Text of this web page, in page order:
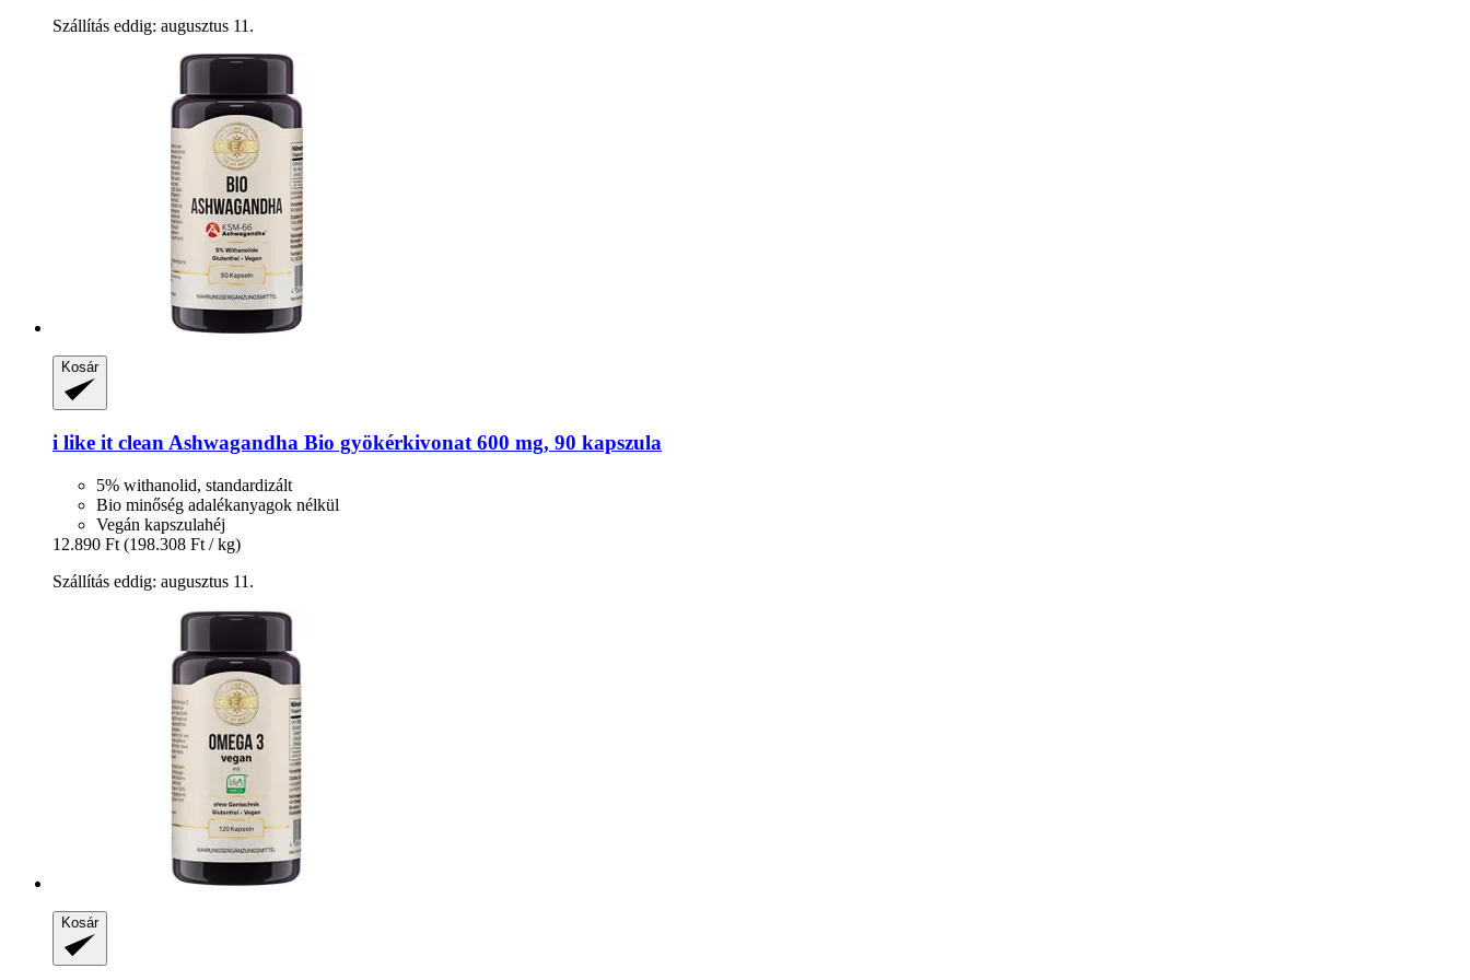
Szállítás eddig: augusztus 11.
Kosár
i like it clean Ashwagandha Bio gyökérkivonat 600 mg, 90 kapszula
5% withanolid, standardizált
Bio minőség adalékanyagok nélkül
Vegán kapszulahéj
12.890 Ft (198.308 Ft / kg)
Szállítás eddig: augusztus 11.
Kosár